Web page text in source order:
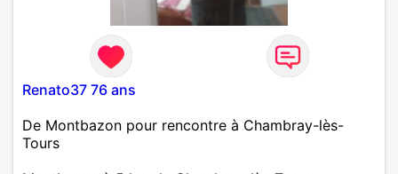
Renato37 76 ans
De Montbazon pour rencontre à Chambray-lès-
Tours